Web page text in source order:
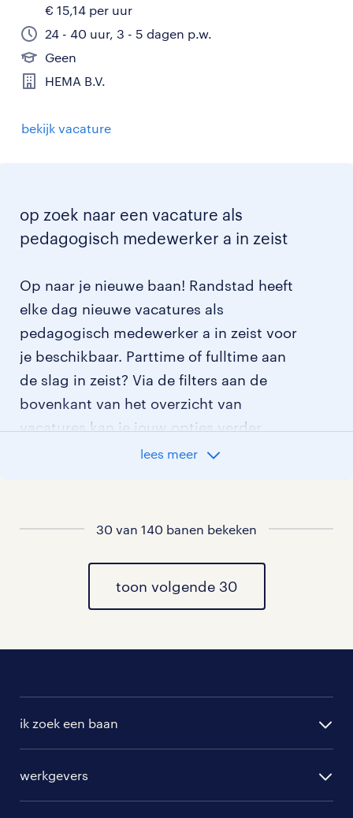
€ 15,14 per uur
24 - 40 uur, 3 - 5 dagen p.w.
Geen
HEMA B.V.
bekijk vacature
op zoek naar een vacature als
pedagogisch medewerker a in zeist
Op naar je nieuwe baan! Randstad heeft
elke dag nieuwe vacatures als
pedagogisch medewerker a in zeist voor
je beschikbaar. Parttime of fulltime aan
de slag in zeist? Via de filters aan de
bovenkant van het overzicht van
vacatures kan je jouw opties verder
al onze pedagogisch medewerker a
lees meer
30 van 140 banen bekeken
toon volgende 30
ik zoek een baan
werkgevers